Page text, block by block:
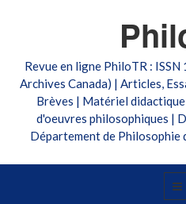
Revue en ligne PhiloTR :
Archives Canada) | Articles,
Brèves | Matériel
d'oeuvres philosophiques |
Département de Philosophie